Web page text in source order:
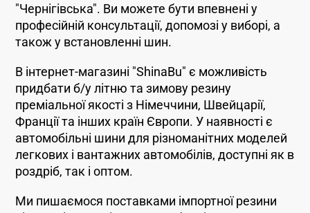
"Чернігівська". Ви можете бути впевнені у
професійній консультації, допомозі у виборі, а
також у встановленні шин.
В інтернет-магазині "ShinaBu" є можливість
придбати б/у літню та зимову резину
преміальної якості з Німеччини, Швейцарії,
Франції та інших країн Європи. У наявності є
автомобільні шини для різноманітних моделей
легкових і вантажних автомобілів, доступні як в
роздріб, так і оптом.
Ми пишаємося поставками імпортної резини